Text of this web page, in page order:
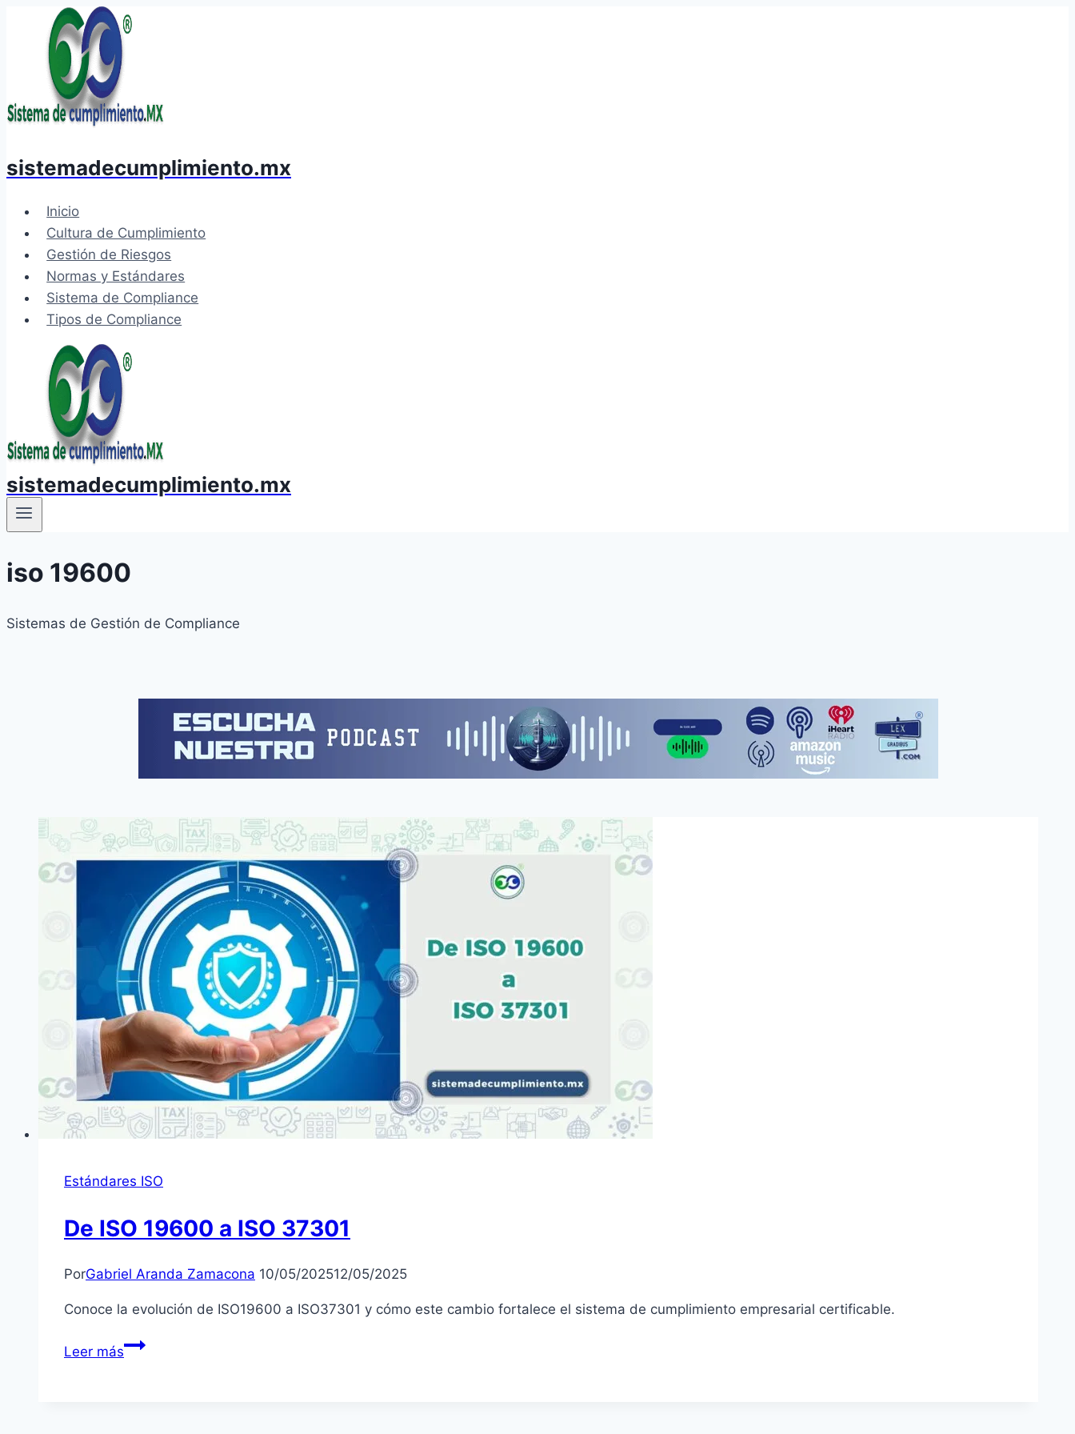
contenido
sistemadecumplimiento.mx
Inicio
Cultura de Cumplimiento
Gestión de Riesgos
Normas y Estándares
Sistema de Compliance
Tipos de Compliance
sistemadecumplimiento.mx
iso 19600
Sistemas de Gestión de Compliance
Estándares ISO
De ISO 19600 a ISO 37301
PorGabriel Aranda Zamacona 10/05/202512/05/2025
Conoce la evolución de ISO19600 a ISO37301 y cómo este cambio fortalece el sistema de cumplimiento empresarial certificable.
Leer másDe